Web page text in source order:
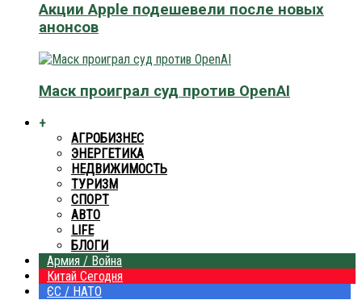
Акции Apple подешевели после новых
анонсов
Маск проиграл суд против OpenAI
+
АГРОБИЗНЕС
ЭНЕРГЕТИКА
НЕДВИЖИМОСТЬ
ТУРИЗМ
СПОРТ
АВТО
LIFE
БЛОГИ
Армия / Война
Китай Сегодня
ЄС / НАТО